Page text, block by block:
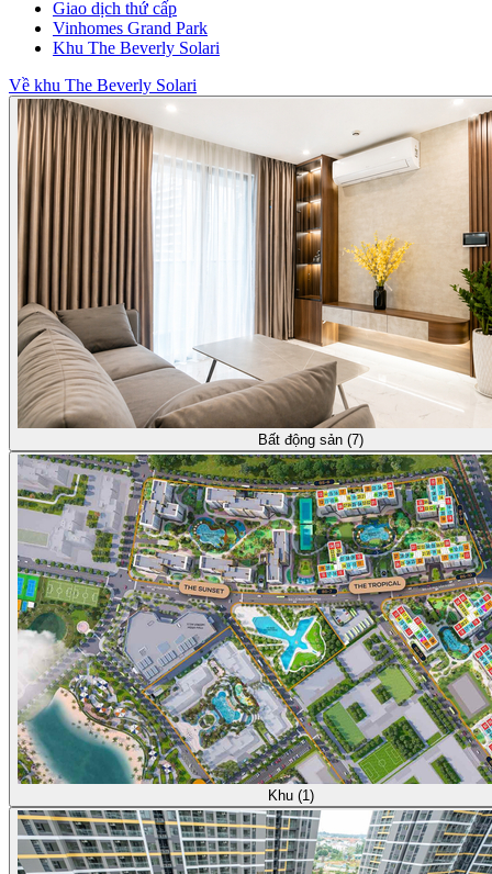
Giao dịch thứ cấp
Vinhomes Grand Park
Khu The Beverly Solari
Về khu The Beverly Solari
Bất động sản (7)
Khu (1)